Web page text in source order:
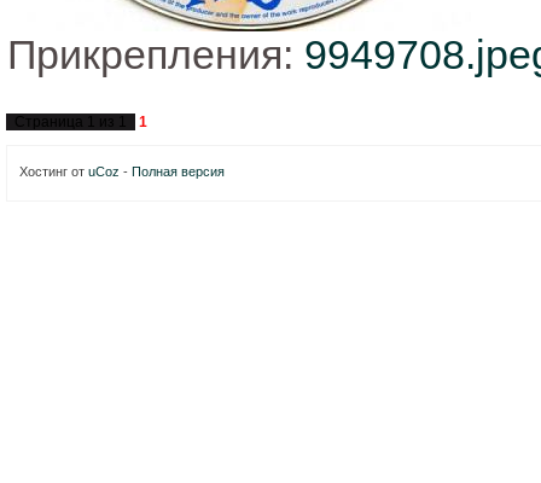
Прикрепления:
Страница 1 из 1 1
Хостинг от uCoz - Полная версия